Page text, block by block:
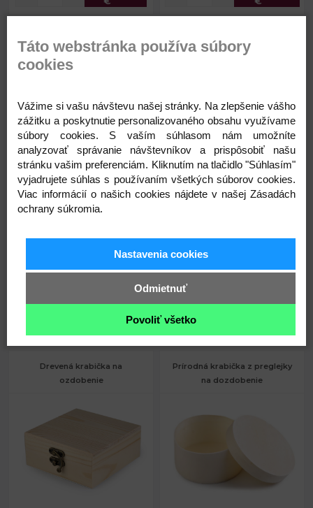
posuvným vekom
Rozmery:
17,5 x 22 cm
Výška:
3,7 cm
8,29 €
Skladom
posuvným vekom
Rozmery:
13,5 x 17 cm
6,39 €
Kód: 840210
Drevená krabička na
ozdobenie
Prírodná krabička z preglejky
na dozdobenie
Táto webstránka používa súbory
cookies
Vážime si vašu návštevu našej stránky. Na zlepšenie vášho
zážitku a poskytnutie personalizovaného obsahu využívame
súbory cookies. S vaším súhlasom nám umožníte
analyzovať správanie návštevníkov a prispôsobiť našu
stránku vašim preferenciám. Kliknutím na tlačidlo "Súhlasím"
vyjadrujete súhlas s používaním všetkých súborov cookies.
Viac informácií o našich cookies nájdete v našej Zásadách
ochrany súkromia.
Nastavenia cookies
Odmietnuť
Povoliť všetko